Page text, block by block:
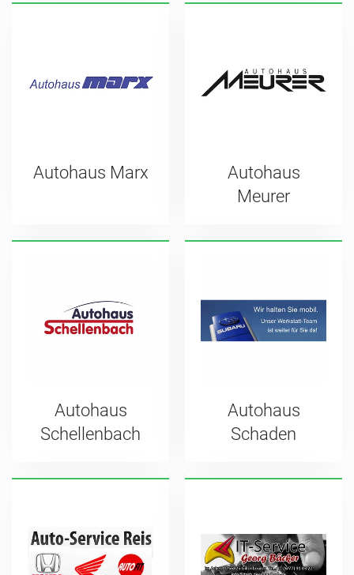
Autohaus Marx
Autohaus
Meurer
Autohaus
Schellenbach
Autohaus
Schaden